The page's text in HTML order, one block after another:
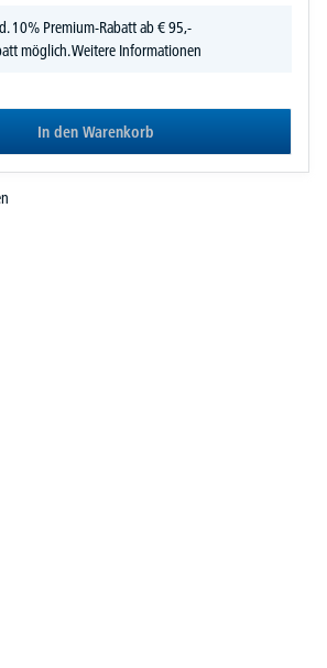
10% Premium-Rabatt ab € 95,-
möglich.Weitere Informationen
In den Warenkorb